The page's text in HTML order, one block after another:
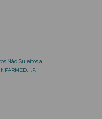
Não Sujeitos a
I.P.